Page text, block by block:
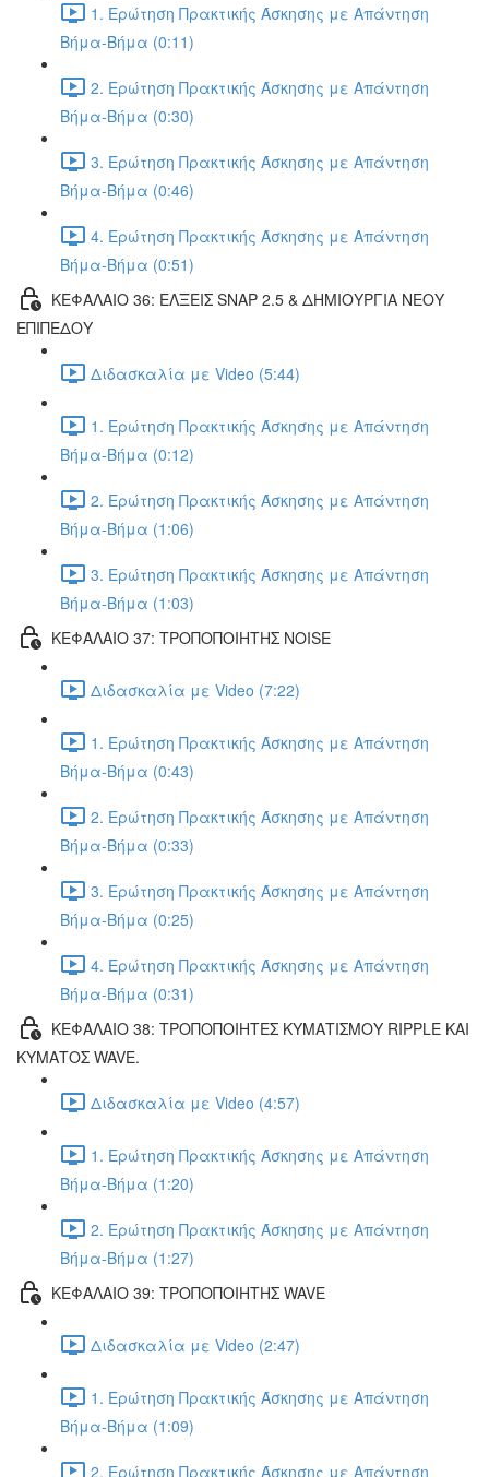
1. Ερώτηση Πρακτικής Άσκησης με Απάντηση
Βήμα-Βήμα (0:11)
2. Ερώτηση Πρακτικής Άσκησης με Απάντηση
Βήμα-Βήμα (0:30)
3. Ερώτηση Πρακτικής Άσκησης με Απάντηση
Βήμα-Βήμα (0:46)
4. Ερώτηση Πρακτικής Άσκησης με Απάντηση
Βήμα-Βήμα (0:51)
ΚΕΦΑΛΑΙΟ 36: ΕΛΞΕΙΣ SNAP 2.5 & ΔΗΜΙΟΥΡΓΙΑ ΝΕΟΥ
ΕΠΙΠΕΔΟΥ
Διδασκαλία με Video (5:44)
1. Ερώτηση Πρακτικής Άσκησης με Απάντηση
Βήμα-Βήμα (0:12)
2. Ερώτηση Πρακτικής Άσκησης με Απάντηση
Βήμα-Βήμα (1:06)
3. Ερώτηση Πρακτικής Άσκησης με Απάντηση
Βήμα-Βήμα (1:03)
ΚΕΦΑΛΑΙΟ 37: ΤΡΟΠΟΠΟΙΗΤΗΣ NOISE
Διδασκαλία με Video (7:22)
1. Ερώτηση Πρακτικής Άσκησης με Απάντηση
Βήμα-Βήμα (0:43)
2. Ερώτηση Πρακτικής Άσκησης με Απάντηση
Βήμα-Βήμα (0:33)
3. Ερώτηση Πρακτικής Άσκησης με Απάντηση
Βήμα-Βήμα (0:25)
4. Ερώτηση Πρακτικής Άσκησης με Απάντηση
Βήμα-Βήμα (0:31)
ΚΕΦΑΛΑΙΟ 38: ΤΡΟΠΟΠΟΙΗΤΕΣ ΚΥΜΑΤΙΣΜΟΥ RIPPLE ΚΑΙ
ΚΥΜΑΤΟΣ WAVE.
Διδασκαλία με Video (4:57)
1. Ερώτηση Πρακτικής Άσκησης με Απάντηση
Βήμα-Βήμα (1:20)
2. Ερώτηση Πρακτικής Άσκησης με Απάντηση
Βήμα-Βήμα (1:27)
ΚΕΦΑΛΑΙΟ 39: ΤΡΟΠΟΠΟΙΗΤΗΣ WAVE
Διδασκαλία με Video (2:47)
1. Ερώτηση Πρακτικής Άσκησης με Απάντηση
Βήμα-Βήμα (1:09)
2. Ερώτηση Πρακτικής Άσκησης με Απάντηση